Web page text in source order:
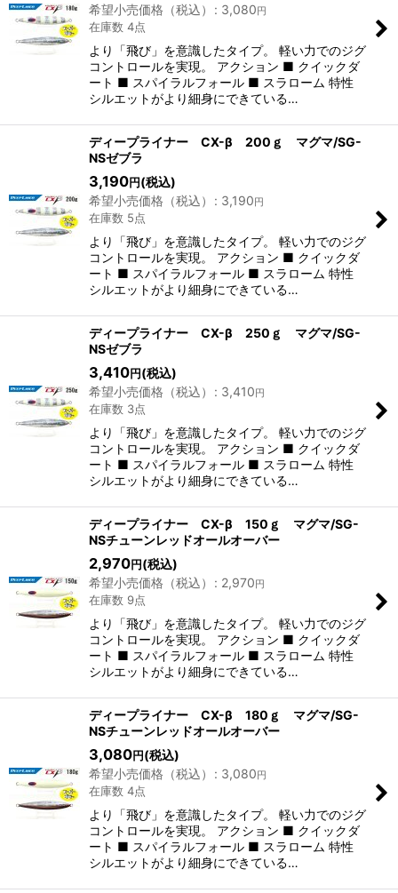
希望小売価格（税込）
: 3,080円
在庫数 4点
より「飛び」を意識したタイプ。 軽い力でのジグ
コントロールを実現。 アクション ■ クイックダ
ート ■ スパイラルフォール ■ スラローム 特性
シルエットがより細身にできている…
ディープライナー CX-β 200ｇ マグマ/SG-
NSゼブラ
3,190円(税込)
希望小売価格（税込）
: 3,190円
在庫数 5点
より「飛び」を意識したタイプ。 軽い力でのジグ
コントロールを実現。 アクション ■ クイックダ
ート ■ スパイラルフォール ■ スラローム 特性
シルエットがより細身にできている…
ディープライナー CX-β 250ｇ マグマ/SG-
NSゼブラ
3,410円(税込)
希望小売価格（税込）
: 3,410円
在庫数 3点
より「飛び」を意識したタイプ。 軽い力でのジグ
コントロールを実現。 アクション ■ クイックダ
ート ■ スパイラルフォール ■ スラローム 特性
シルエットがより細身にできている…
ディープライナー CX-β 150ｇ マグマ/SG-
NSチューンレッドオールオーバー
2,970円(税込)
希望小売価格（税込）
: 2,970円
在庫数 9点
より「飛び」を意識したタイプ。 軽い力でのジグ
コントロールを実現。 アクション ■ クイックダ
ート ■ スパイラルフォール ■ スラローム 特性
シルエットがより細身にできている…
ディープライナー CX-β 180ｇ マグマ/SG-
NSチューンレッドオールオーバー
3,080円(税込)
希望小売価格（税込）
: 3,080円
在庫数 4点
より「飛び」を意識したタイプ。 軽い力でのジグ
コントロールを実現。 アクション ■ クイックダ
ート ■ スパイラルフォール ■ スラローム 特性
シルエットがより細身にできている…